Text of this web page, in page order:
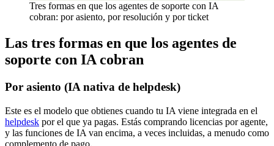
Tres formas en que los agentes de soporte con IA
cobran: por asiento, por resolución y por ticket
Las tres formas en que los agentes de
soporte con IA cobran
Por asiento (IA nativa de helpdesk)
Este es el modelo que obtienes cuando tu IA viene integrada en el
helpdesk por el que ya pagas. Estás comprando licencias por agente,
y las funciones de IA van encima, a veces incluidas, a menudo como
complemento de pago.